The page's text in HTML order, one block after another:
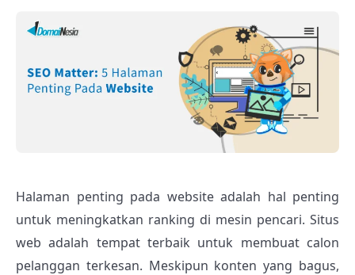
Halaman penting pada website adalah hal penting
untuk meningkatkan ranking di mesin pencari. Situs
web adalah tempat terbaik untuk membuat calon
pelanggan terkesan. Meskipun konten yang bagus,